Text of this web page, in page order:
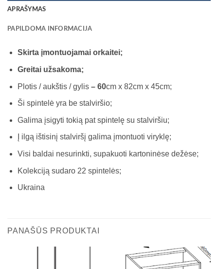
APRAŠYMAS
PAPILDOMA INFORMACIJA
Skirta įmontuojamai orkaitei;
Greitai užsakoma;
Plotis / aukštis / gylis – 60cm x 82cm x 45cm;
Ši spintelė yra be stalviršio;
Galima įsigyti tokią pat spintelę su stalviršiu;
Į ilgą ištisinį stalviršį galima įmontuoti viryklę;
Visi baldai nesurinkti, supakuoti kartoninėse dežėse;
Kolekciją sudaro 22 spintelės;
Ukraina
PANAŠŪS PRODUKTAI